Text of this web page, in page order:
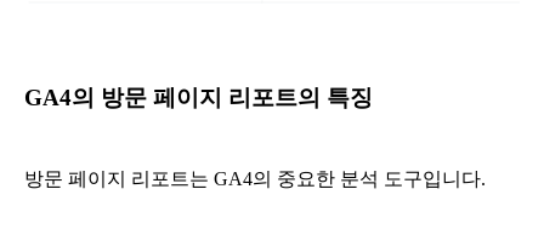
GA4의 방문 페이지 리포트의 특징
방문 페이지 리포트는 GA4의 중요한 분석 도구입니다.